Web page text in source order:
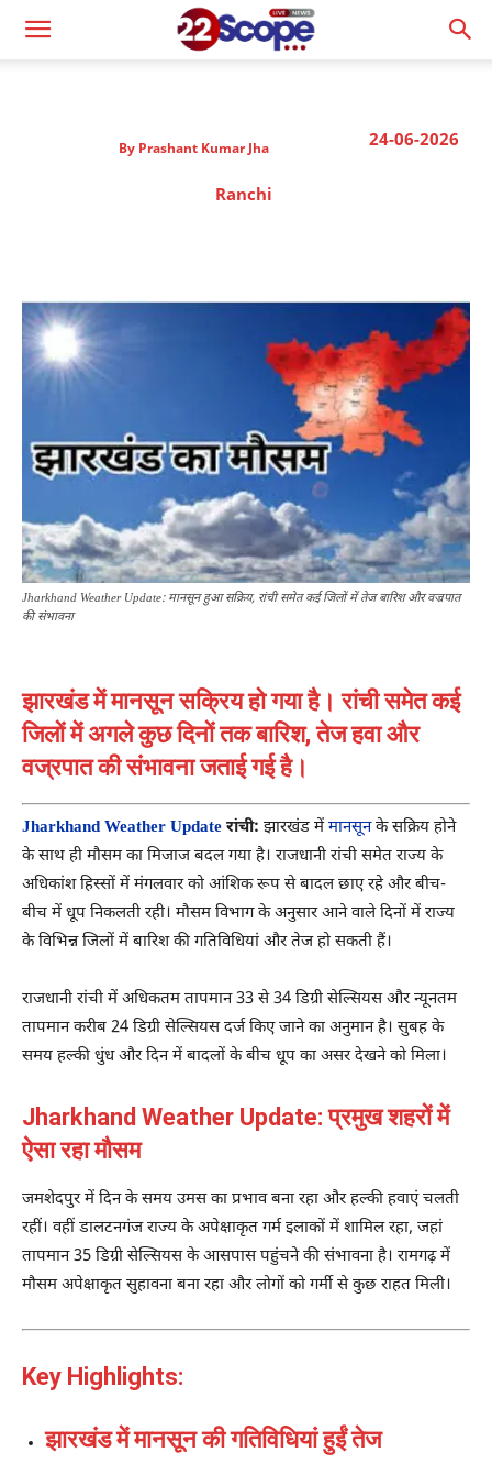
24-06-2026
By Prashant Kumar Jha
Ranchi
Jharkhand Weather Update: मानसून हुआ सक्रिय, रांची समेत कई जिलों में तेज बारिश और वज्रपात
की संभावना
झारखंड में मानसून सक्रिय हो गया है। रांची समेत कई
जिलों में अगले कुछ दिनों तक बारिश, तेज हवा और
वज्रपात की संभावना जताई गई है।
Jharkhand Weather Update रांची: झारखंड मेंमानसूनके सक्रिय होने
के साथ ही मौसम का मिजाज बदल गया है। राजधानी रांची समेत राज्य के
अधिकांश हिस्सों में मंगलवार को आंशिक रूप से बादल छाए रहे और बीच-
बीच में धूप निकलती रही। मौसम विभाग के अनुसार आने वाले दिनों में राज्य
के विभिन्न जिलों में बारिश की गतिविधियां और तेज हो सकती हैं।
राजधानी रांची में अधिकतम तापमान 33 से 34 डिग्री सेल्सियस और न्यूनतम
तापमान करीब 24 डिग्री सेल्सियस दर्ज किए जाने का अनुमान है। सुबह के
समय हल्की धुंध और दिन में बादलों के बीच धूप का असर देखने को मिला।
Jharkhand Weather Update: प्रमुख शहरों में
ऐसा रहा मौसम
जमशेदपुर में दिन के समय उमस का प्रभाव बना रहा और हल्की हवाएं चलती
रहीं। वहीं डालटनगंज राज्य के अपेक्षाकृत गर्म इलाकों में शामिल रहा, जहां
तापमान 35 डिग्री सेल्सियस के आसपास पहुंचने की संभावना है। रामगढ़ में
मौसम अपेक्षाकृत सुहावना बना रहा और लोगों को गर्मी से कुछ राहत मिली।
Key Highlights:
झारखंड में मानसून की गतिविधियां हुईं तेज